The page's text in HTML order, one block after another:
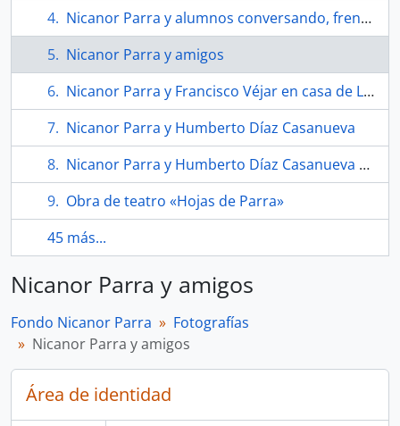
Nicanor Parra y alumnos conversando, frente a pizarrón
Nicanor Parra y amigos
Nicanor Parra y Francisco Véjar en casa de Las Cruces
Nicanor Parra y Humberto Díaz Casanueva
Nicanor Parra y Humberto Díaz Casanueva en cumpleaños
Obra de teatro «Hojas de Parra»
45 más...
Nicanor Parra y amigos
Fondo Nicanor Parra
Fotografías
Nicanor Parra y amigos
Área de identidad